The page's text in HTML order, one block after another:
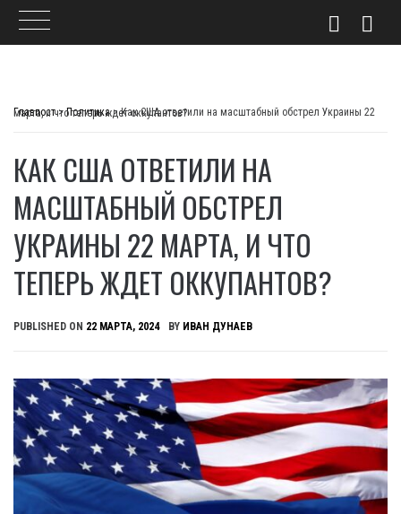
Главпост>Политика>
Как США ответили на масштабный обстрел Украины 22 марта, и что теперь ждет оккупантов?
КАК США ОТВЕТИЛИ НА
МАСШТАБНЫЙ ОБСТРЕЛ
УКРАИНЫ 22 МАРТА, И ЧТО
ТЕПЕРЬ ЖДЕТ ОККУПАНТОВ?
PUBLISHED ON 22 МАРТА, 2024 BY ИВАН ДУНАЕВ